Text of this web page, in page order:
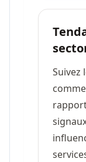
Suivez